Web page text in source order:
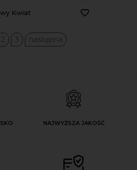
Kwiat
2 3 następna
NAJWYŻSZA JAKOŚĆ